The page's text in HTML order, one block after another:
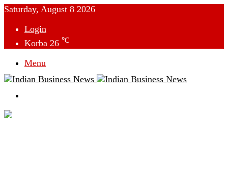
Saturday, August 8 2026
Login
Korba 26 ℃
Menu